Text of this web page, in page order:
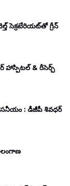
సెక్రటేరియట్‌తో గ్రీన్
హాస్పిటల్ & రీసెర్చ్
: డీజీపీ శివధర్